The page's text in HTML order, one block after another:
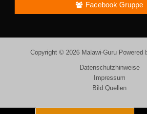
Facebook Gruppe
Copyright © 2026 Malawi-Guru Powered
Datenschutzhinweise
Impressum
Bild Quellen